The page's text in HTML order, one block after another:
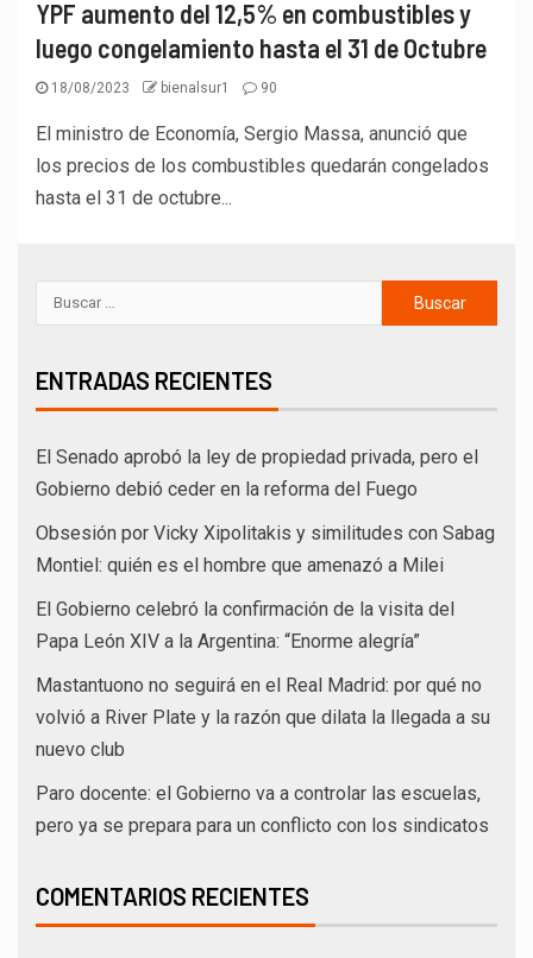
YPF aumento del 12,5% en combustibles y
luego congelamiento hasta el 31 de Octubre
18/08/2023 bienalsur1 90
El ministro de Economía, Sergio Massa, anunció que
los precios de los combustibles quedarán congelados
hasta el 31 de octubre...
ENTRADAS RECIENTES
El Senado aprobó la ley de propiedad privada, pero el
Gobierno debió ceder en la reforma del Fuego
Obsesión por Vicky Xipolitakis y similitudes con Sabag
Montiel: quién es el hombre que amenazó a Milei
El Gobierno celebró la confirmación de la visita del
Papa León XIV a la Argentina: “Enorme alegría”
Mastantuono no seguirá en el Real Madrid: por qué no
volvió a River Plate y la razón que dilata la llegada a su
nuevo club
Paro docente: el Gobierno va a controlar las escuelas,
pero ya se prepara para un conflicto con los sindicatos
COMENTARIOS RECIENTES